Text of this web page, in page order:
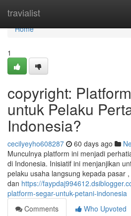
travialist
Home
Home
1
copyright:
untuk Pelaku
Indonesia?
cecilyeyho608287 60 days ago
Munculnya platform ini menjadi
di Indonesia. Inisiatif ini menjanjikan
pelaku usaha langsung kepada pasar
dan https://
platform-segar-untuk-petani-indonesia
Comments
Who Upvoted